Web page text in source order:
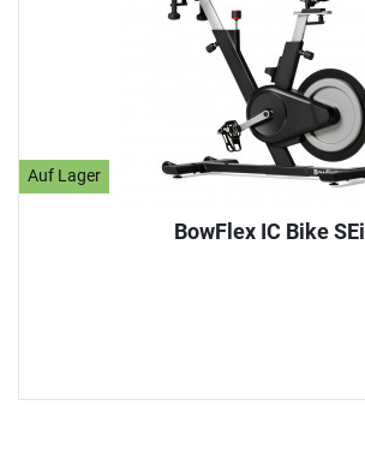
Auf Lager
BowFlex IC Bike SEi